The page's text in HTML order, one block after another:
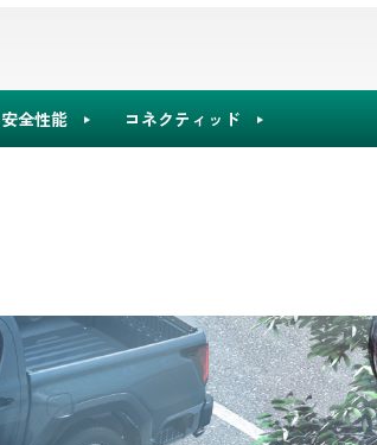
安全性能 コネクティッド